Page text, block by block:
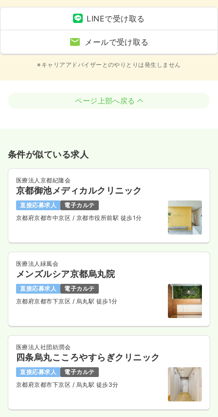
LINEで受け取る
メールで受け取る
※キャリアアドバイザーとのやりとりは発生しません
ページ上部へ戻る
条件が似ている求人
医療法人京都紀隆会
京都御池メディカルクリニック
直接応募求人
電子カルテ
京都府京都市中京区 / 京都市役所前駅 徒歩1分
医療法人緑風会
メンズルシア京都烏丸院
直接応募求人
電子カルテ
京都府京都市下京区 / 烏丸駅 徒歩1分
医療法人社団紡潤会
四条烏丸こころやすらぎクリニック
直接応募求人
電子カルテ
京都府京都市下京区 / 烏丸駅 徒歩3分